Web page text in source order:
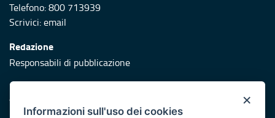
Telefono: 800 713939
Scrivici:email
Redazione
Responsabili di pubblicazione
Protezione civile
Vai al sito di Protezione Civile Puglia ×
Informazioni sull'uso dei cookies